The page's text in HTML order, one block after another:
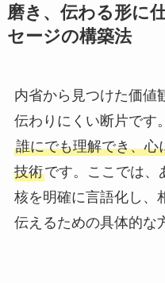
磨き、伝わる形に
セージの構築法
内省から見つけた価値
伝わりにくい断片です
誰にでも理解でき、心
技術です。ここでは、
核を明確に言語化し、
伝えるための具体的な